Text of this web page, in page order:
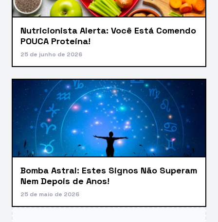
Nutricionista Alerta: Você Está Comendo
POUCA Proteína!
25 de junho de 2026
Bomba Astral: Estes Signos Não Superam
Nem Depois de Anos!
25 de maio de 2026